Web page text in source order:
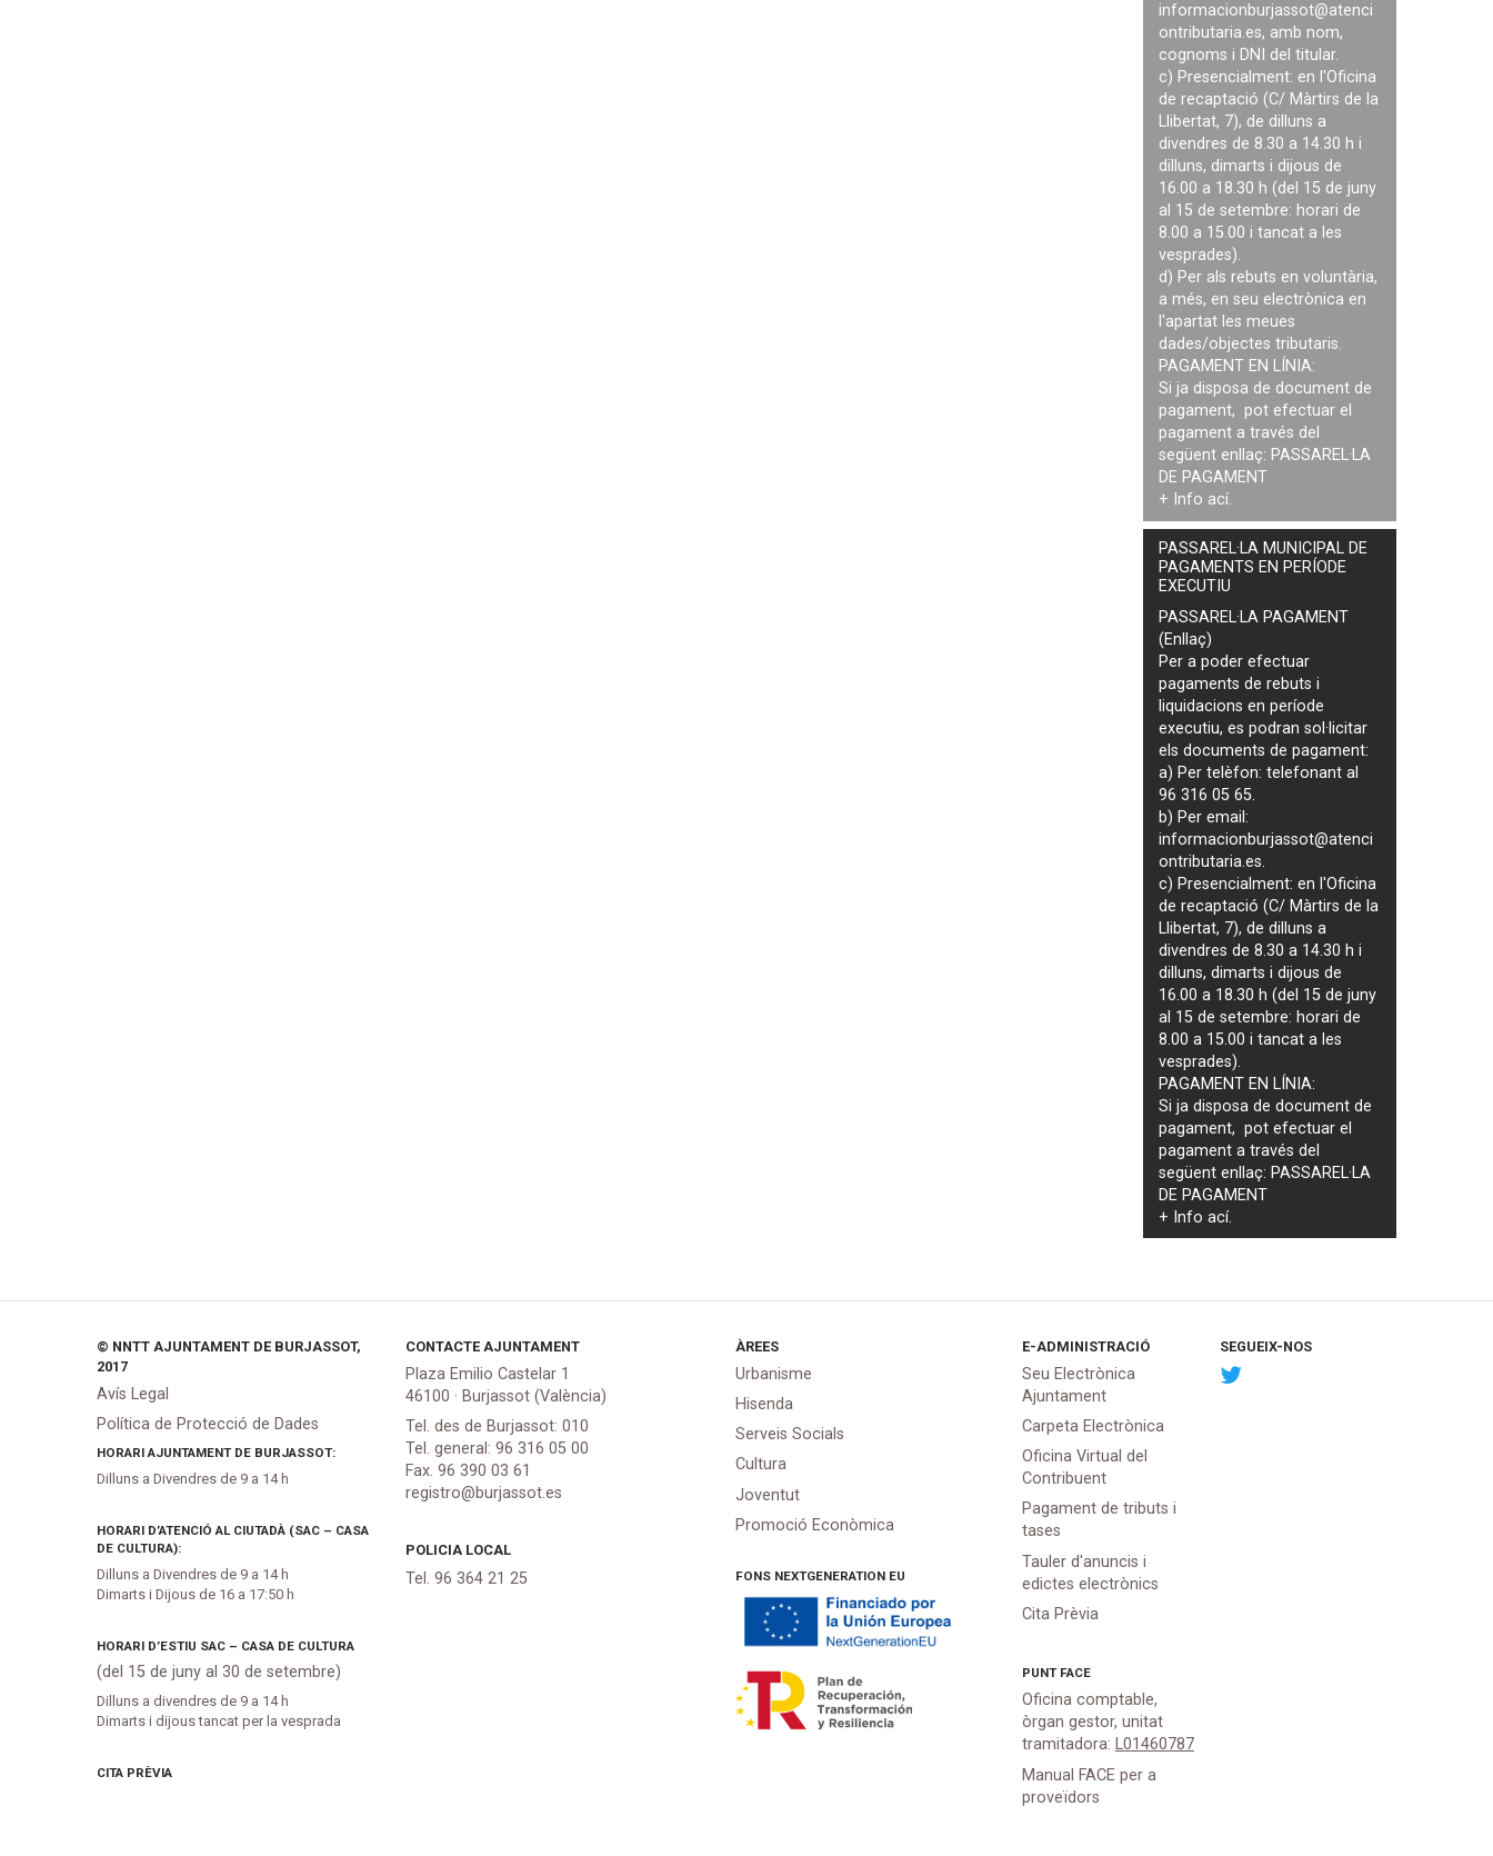
informacionburjassot@atenci
ontributaria.es, amb nom,
cognoms i DNI del titular.
c) Presencialment: en l'Oficina
de recaptació (C/ Màrtirs de la
Llibertat, 7), de dilluns a
divendres de 8.30 a 14.30 h i
dilluns, dimarts i dijous de
16.00 a 18.30 h (del 15 de juny
al 15 de setembre: horari de
8.00 a 15.00 i tancat a les
vesprades).
d) Per als rebuts en voluntària,
a més, en seu electrònica en
l'apartat les meues
dades/objectes tributaris.
PAGAMENT EN LÍNIA:
Si ja disposa de document de
pagament, pot efectuar el
pagament a través del
següent enllaç: PASSAREL·LA
DE PAGAMENT
+ Info ací.
PASSAREL·LA MUNICIPAL DE
PAGAMENTS EN PERÍODE
EXECUTIU
PASSAREL·LA PAGAMENT
(Enllaç)
Per a poder efectuar
pagaments derebuts i
liquidacions en període
executiu, es podransol·licitar
els documents de pagament:
a) Per telèfon: telefonant al
96 316 05 65.
b) Per email:
informacionburjassot@atenci
ontributaria.es.
c) Presencialment: en l'Oficina
de recaptació (C/ Màrtirs de la
Llibertat, 7), de dilluns a
divendres de 8.30 a 14.30 h i
dilluns, dimarts i dijous de
16.00 a 18.30 h (del 15 de juny
al 15 de setembre: horari de
8.00 a 15.00 i tancat a les
vesprades).
PAGAMENT EN LÍNIA:
Si ja disposa de document de
pagament, pot efectuar el
pagament a través del
següent enllaç: PASSAREL·LA
DE PAGAMENT
+ Infoací.
© NNTT AJUNTAMENT DE BURJASSOT,
2017
Avís Legal
Política de Protecció de Dades
HORARI AJUNTAMENT DE BURJASSOT:
Dilluns a Divendres de 9 a 14 h
HORARI D’ATENCIÓ AL CIUTADÀ (SAC – CASA
DE CULTURA):
Dilluns a Divendres de 9 a 14 h
Dimarts i Dijous de 16 a 17:50 h
HORARI D’ESTIU SAC – CASA DE CULTURA
(del 15 de juny al 30 de setembre)
Dilluns a divendres de 9 a 14 h
Dimarts i dijous tancat per la vesprada
CITA PRÈVIA
CONTACTE AJUNTAMENT
Plaza Emilio Castelar 1
46100 · Burjassot (València)
Tel. des de Burjassot: 010
Tel. general: 96 316 05 00
Fax. 96 390 03 61
registro@burjassot.es
POLICIA LOCAL
Tel. 96 364 21 25
ÀREES
Urbanisme
Hisenda
Serveis Socials
Cultura
Joventut
Promoció Econòmica
FONS NEXTGENERATION EU
E-ADMINISTRACIÓ
Seu Electrònica
Ajuntament
Carpeta Electrònica
Oficina Virtual del
Contribuent
Pagament de tributs i
tases
Tauler d'anuncis i
edictes electrònics
Cita Prèvia
PUNT FACE
Oficina comptable,
òrgan gestor, unitat
tramitadora: L01460787
Manual FACE per a
proveïdors
SEGUEIX-NOS